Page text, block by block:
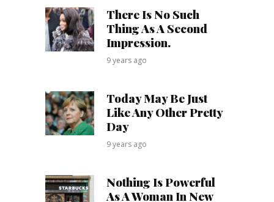
There Is No Such
Thing As A Second
Impression.
9 years ago
Today May Be Just
Like Any Other Pretty
Day
9 years ago
Nothing Is Powerful
As A Woman In New